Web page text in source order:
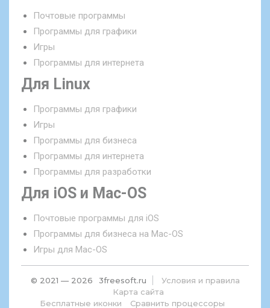
Почтовые программы
Программы для графики
Игры
Программы для интернета
Для Linux
Программы для графики
Игры
Программы для бизнеса
Программы для интернета
Программы для разработки
Для iOS и Mac-OS
Почтовые программы для iOS
Программы для бизнеса на Mac-OS
Игры для Mac-OS
© 2021 — 2026 3freesoft.ru
Условия и правила
Карта сайта
Бесплатные иконки
Сравнить процессоры